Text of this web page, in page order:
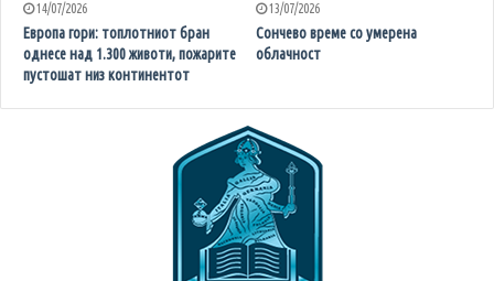
14/07/2026
Европа гори: топлотниот бран
однесе над 1.300 животи, пожарите
пустошат низ континентот
13/07/2026
Сончево време со умерена
облачност